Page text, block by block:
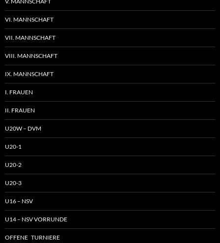
VI. MANNSCHAFT
VII. MANNSCHAFT
VIII. MANNSCHAFT
IX. MANNSCHAFT
I. FRAUEN
II. FRAUEN
U20W – DVM
U20-1
U20-2
U20-3
U16 – NSV
U14 – NSV VORRUNDE
OFFENE TURNIERE